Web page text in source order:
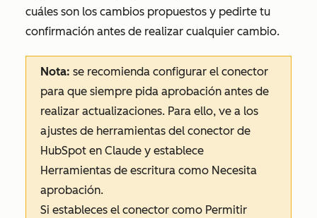
cuáles son los cambios propuestos y pedirte tu
confirmación antes de realizar cualquier cambio.
Nota: se recomienda configurar el conector
para que siempre pida aprobación antes de
realizar actualizaciones. Para ello, ve a los
ajustes de herramientas del conector de
HubSpot en Claude y establece
Herramientas de escritura como Necesita
aprobación.
Si estableces el conector como Permitir